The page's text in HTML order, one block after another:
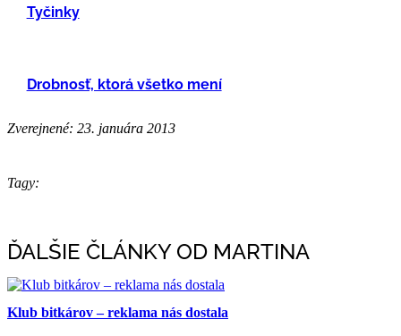
Tyčinky
Drobnosť, ktorá všetko mení
Zverejnené: 23. januára 2013
Tagy:
ĎALŠIE ČLÁNKY OD MARTINA
Klub bitkárov – reklama nás dostala